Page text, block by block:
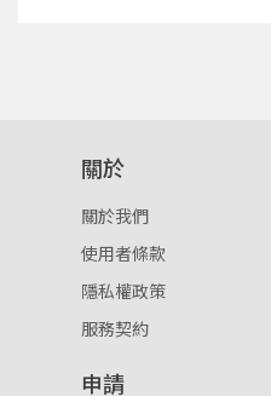
重
點擊下方「確定」將前一
確定
取消
關於
關於我們
使用者條款
隱私權政策
服務契約
申請